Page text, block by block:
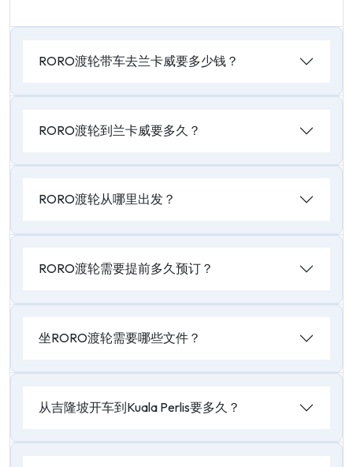
RORO渡轮带车去兰卡威要多少钱？
RORO渡轮到兰卡威要多久？
RORO渡轮从哪里出发？
RORO渡轮需要提前多久预订？
坐RORO渡轮需要哪些文件？
从吉隆坡开车到Kuala Perlis要多久？